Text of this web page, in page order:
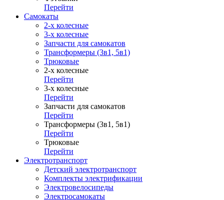
Перейти
Самокаты
2-х колесные
3-х колесные
Запчасти для самокатов
Трансформеры (3в1, 5в1)
Трюковые
2-х колесные
Перейти
3-х колесные
Перейти
Запчасти для самокатов
Перейти
Трансформеры (3в1, 5в1)
Перейти
Трюковые
Перейти
Электротранспорт
Детский электротранспорт
Комплекты электрификации
Электровелосипеды
Электросамокаты